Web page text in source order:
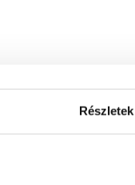
Részletek